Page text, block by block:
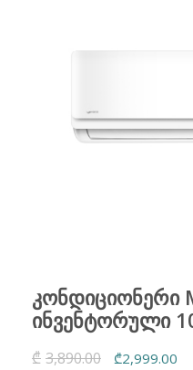
კონდიციონერი
ინვენტორული
₾ 3,890.00
Original
₾2,999.00